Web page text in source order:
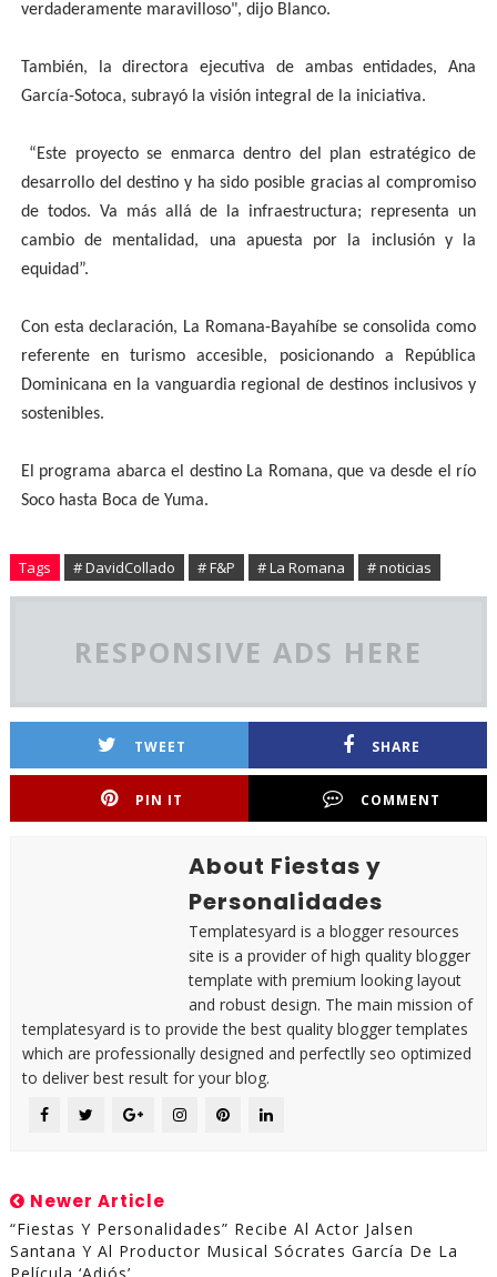
verdaderamente maravilloso", dijo Blanco.
También, la directora ejecutiva de ambas entidades, Ana
García-Sotoca, subrayó la visión integral de la iniciativa.
“Este proyecto se enmarca dentro del plan estratégico de
desarrollo del destino y ha sido posible gracias al compromiso
de todos. Va más allá de la infraestructura; representa un
cambio de mentalidad, una apuesta por la inclusión y la
equidad”.
Con esta declaración, La Romana-Bayahíbe se consolida como
referente en turismo accesible, posicionando a República
Dominicana en la vanguardia regional de destinos inclusivos y
sostenibles.
El programa abarca el destino La Romana, que va desde el río
Soco hasta Boca de Yuma.
Tags # DavidCollado # F&P # La Romana # noticias
RESPONSIVE ADS HERE
TWEET SHARE
PIN IT COMMENT
About Fiestas y
Personalidades
Templatesyard is a blogger resources
site is a provider of high quality blogger
template with premium looking layout
and robust design. The main mission of
templatesyard is to provide the best quality blogger templates
which are professionally designed and perfectlly seo optimized
to deliver best result for your blog.
Newer Article
“Fiestas Y Personalidades” Recibe Al Actor Jalsen
Santana Y Al Productor Musical Sócrates García De La